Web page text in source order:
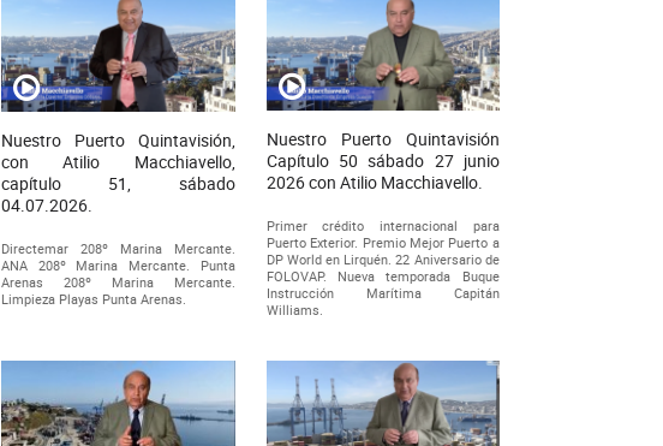
Nuestro Puerto Quintavisión,
con Atilio Macchiavello,
capítulo 51, sábado
04.07.2026.
Directemar 208º Marina Mercante.
ANA 208º Marina Mercante. Punta
Arenas 208º Marina Mercante.
Limpieza Playas Punta Arenas.
Nuestro Puerto Quintavisión
Capítulo 50 sábado 27 junio
2026 con Atilio Macchiavello.
Primer crédito internacional para
Puerto Exterior. Premio Mejor Puerto a
DP World en Lirquén. 22 Aniversario de
FOLOVAP. Nueva temporada Buque
Instrucción Marítima Capitán
Williams.